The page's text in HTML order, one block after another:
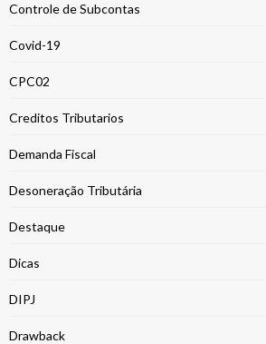
Controle de Subcontas
Covid-19
CPC02
Creditos Tributarios
Demanda Fiscal
Desoneração Tributária
Destaque
Dicas
DIPJ
Drawback